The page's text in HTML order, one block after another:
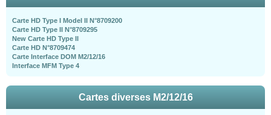
Carte HD Type I Model II N°8709200
Carte HD Type II N°8709295
New Carte HD Type II
Carte HD N°8709474
Carte Interface DOM M2/12/16
Interface MFM Type 4
Cartes diverses M2/12/16